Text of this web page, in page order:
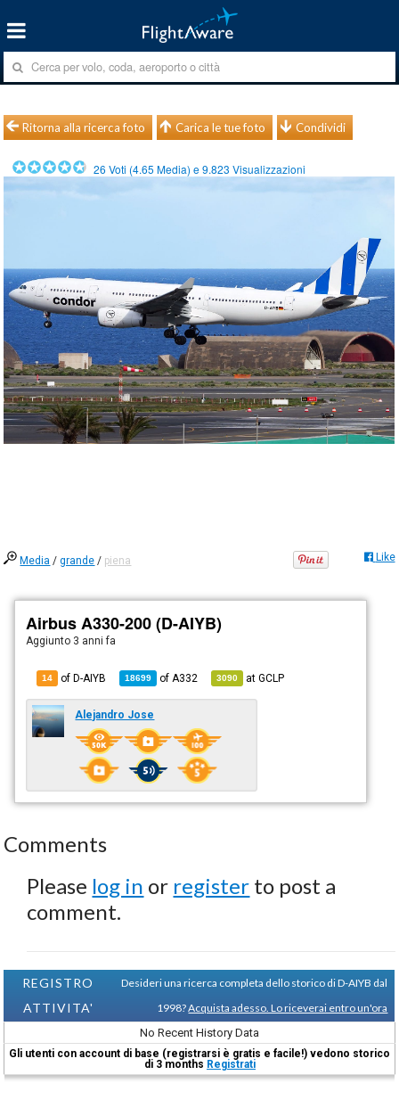
Ritorna alla ricerca foto Carica le tue foto Condividi
26 Voti (4.65 Media) e9.823 Visualizzazioni
Media /grande / piena Like
Airbus A330-200 (D-AIYB)
Aggiunto 3 anni fa
14 of D-AIYB 18699 of A332 3090 atGCLP
Alejandro Jose
Comments
Please log in or register to post a
comment.
REGISTRO
ATTIVITA'
Desideri una ricerca completa dello storico di D-AIYB dal
1998?Acquista adesso. Lo riceverai entro un'ora
No Recent History Data
Gli utenti con account di base (registrarsi è gratis e facile!) vedono storico
di 3 months Registrati